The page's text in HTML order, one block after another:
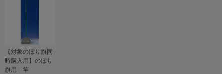
【対象のぼり旗同
時購入用】のぼり
旗用 竿